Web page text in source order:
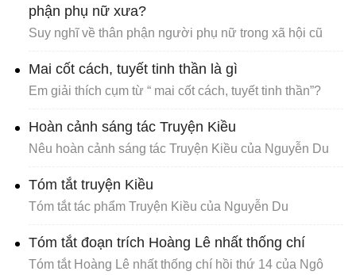
phận phụ nữ xưa?
Suy nghĩ về thân phận người phụ nữ trong xã hội cũ
Mai cốt cách, tuyết tinh thần là gì
Em giải thích cụm từ “ mai cốt cách, tuyết tinh thần”?
Hoàn cảnh sáng tác Truyện Kiều
Nêu hoàn cảnh sáng tác Truyện Kiều của Nguyễn Du
Tóm tắt truyện Kiều
Tóm tắt tác phẩm Truyện Kiều của Nguyễn Du
Tóm tắt đoạn trích Hoàng Lê nhất thống chí
Tóm tắt Hoàng Lê nhất thống chí hồi thứ 14 của Ngô